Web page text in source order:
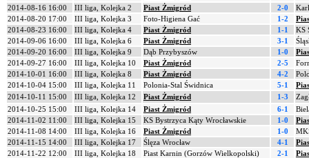
2014-08-16 16:00
III liga, Kolejka 2 Piast Żmigród 2-0
2014-08-20 17:00
III liga, Kolejka 3 Foto-Higiena Gać 1-2
2014-08-23 16:00
III liga, Kolejka 4 Piast Żmigród 1-1
KS
2014-09-06 16:00
III liga, Kolejka 6 Piast Żmigród 3-1
2014-09-20 16:00
III liga, Kolejka 9 Dąb Przybyszów 1-0
2014-09-27 16:00
III liga, Kolejka 10 Piast Żmigród 2-5
2014-10-01 16:00
III liga, Kolejka 8 Piast Żmigród 4-2
2014-10-04 15:00
III liga, Kolejka 11 Polonia-Stal Świdnica 5-1
2014-10-11 15:00
III liga, Kolejka 12 Piast Żmigród 1-3
2014-10-25 15:00
III liga, Kolejka 14 Piast Żmigród 6-1
2014-11-02 11:00
III liga, Kolejka 15 KS Bystrzyca Kąty Wrocławskie 1-0
2014-11-08 14:00
III liga, Kolejka 16 Piast Żmigród 1-0
2014-11-15 14:00
III liga, Kolejka 17 Ślęza Wrocław 4-1
2014-11-22 12:00
III liga, Kolejka 18 Piast Karnin (Gorzów Wielkopolski) 2-1